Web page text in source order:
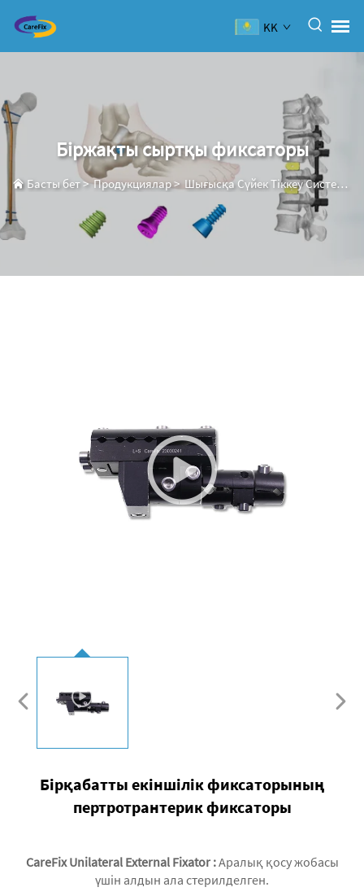
KK
Біржақты сыртқы фиксаторы
Басты бет>Продукциялар> Шығысқа Сүйек Тіккеу Системасы
Бірқабатты екіншілік фиксаторының
пертротрантерик фиксаторы
CareFix Unilateral External Fixator :Аралық қосу жобасы
үшін алдын ала стерилделген.